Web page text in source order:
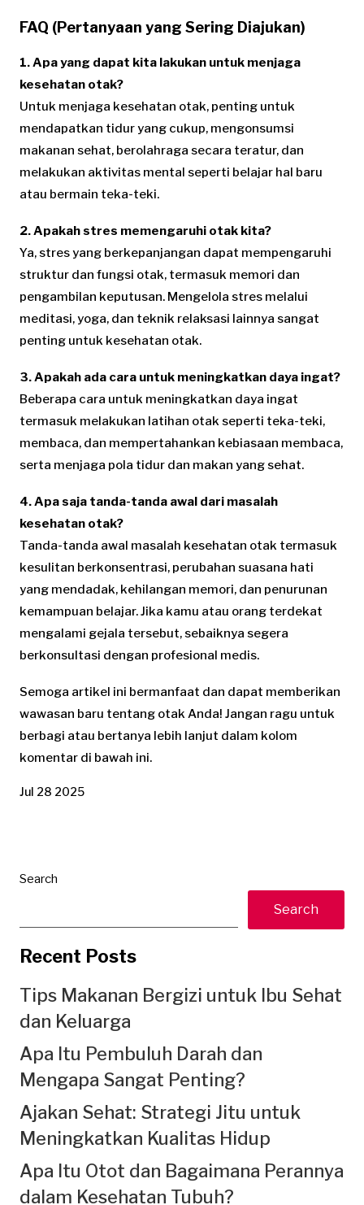
FAQ (Pertanyaan yang Sering Diajukan)
1. Apa yang dapat kita lakukan untuk menjaga
kesehatan otak?
Untuk menjaga kesehatan otak, penting untuk
mendapatkan tidur yang cukup, mengonsumsi
makanan sehat, berolahraga secara teratur, dan
melakukan aktivitas mental seperti belajar hal baru
atau bermain teka-teki.
2. Apakah stres memengaruhi otak kita?
Ya, stres yang berkepanjangan dapat mempengaruhi
struktur dan fungsi otak, termasuk memori dan
pengambilan keputusan. Mengelola stres melalui
meditasi, yoga, dan teknik relaksasi lainnya sangat
penting untuk kesehatan otak.
3. Apakah ada cara untuk meningkatkan daya ingat?
Beberapa cara untuk meningkatkan daya ingat
termasuk melakukan latihan otak seperti teka-teki,
membaca, dan mempertahankan kebiasaan membaca,
serta menjaga pola tidur dan makan yang sehat.
4. Apa saja tanda-tanda awal dari masalah
kesehatan otak?
Tanda-tanda awal masalah kesehatan otak termasuk
kesulitan berkonsentrasi, perubahan suasana hati
yang mendadak, kehilangan memori, dan penurunan
kemampuan belajar. Jika kamu atau orang terdekat
mengalami gejala tersebut, sebaiknya segera
berkonsultasi dengan profesional medis.
Semoga artikel ini bermanfaat dan dapat memberikan
wawasan baru tentang otak Anda! Jangan ragu untuk
berbagi atau bertanya lebih lanjut dalam kolom
komentar di bawah ini.
Jul 28 2025
Search
Search
Recent Posts
Tips Makanan Bergizi untuk Ibu Sehat
dan Keluarga
Apa Itu Pembuluh Darah dan
Mengapa Sangat Penting?
Ajakan Sehat: Strategi Jitu untuk
Meningkatkan Kualitas Hidup
Apa Itu Otot dan Bagaimana Perannya
dalam Kesehatan Tubuh?